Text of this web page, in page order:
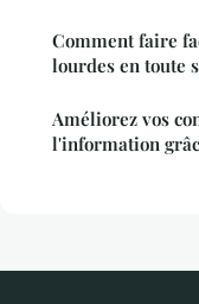
Comment faire
lourdes en toute
Améliorez vos
l'information